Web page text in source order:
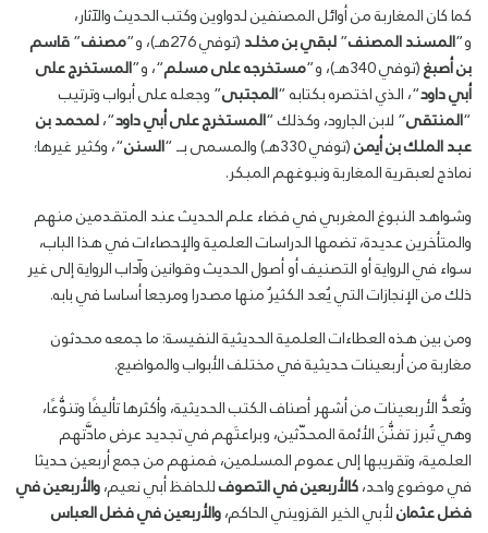
كما كان المغاربة من أوائل المصنفين لدواوين وكتب الحديث والآثار،
و”المسند المصنف”لبقي بن مخلد(توفي 276هـ)، و” مصنف”قاسم
بن أصبغ(توفي 340هـ)، و” مستخرجه على مسلم“، و”المستخرج على
أبي داود“، الذي اختصره بكتابه “المجتبى” وجعله على أبواب وترتيب
“المنتقى” لابن الجارود، وكذلك “المستخرج على أبي داود“،لمحمد بن
عبد الملك بن أيمن(توفي 330هـ) والمسمى بــ “ السنن“، وكثير غيرها؛
نماذج لعبقرية المغاربة ونبوغهم المبكر.
وشواهد النبوغ المغربي في فضاء علم الحديث عند المتقدمين منهم
والمتأخرين عديدة، تضمها الدراسات العلمية والإحصاءات في هذا الباب،
سواء في الرواية أو التصنيف أو أصول الحديث وقوانين وآداب الرواية إلى غير
ذلك من الإنجازات التي يُعد الكثيرُ منها مصدرا ومرجعا أساسا في بابه.
ومن بين هذه العطاءات العلمية الحديثية النفيسة: ما جمعه محدثون
مغاربة من أربعينات حديثية في مختلف الأبواب والمواضيع.
وتُعدُّ الأربعينات من أشهر أصناف الكتب الحديثية، وأكثرها تأليفًا وتنوُّعًا،
وهي تُبرز تفنُّنَ الأئمة المحدّثين، وبراعتَهم في تجديد عرض مادَّتهم
العلمية، وتقريبها إلى عموم المسلمين، فمنهم من جمع أربعين حديثا
في موضوع واحد،كالأربعين في التصوفللحافظ أبي نعيم،والأربعين في
فضل عثمانلأبي الخير القزويني الحاكم،والأربعين في فضل العباس